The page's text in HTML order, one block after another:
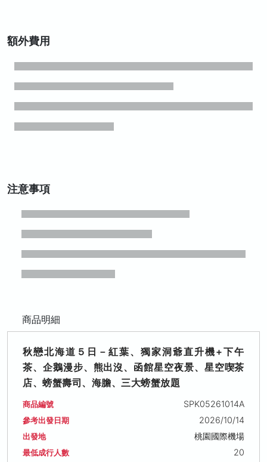
額外費用
注意事項
商品明細
秋戀北海道５日－紅葉、獨家洞爺直升機+下午
茶、企鵝漫步、熊出沒、函館星空夜景、星空喫茶
店、螃蟹壽司、海膽、三大螃蟹放題
商品編號 SPK05261014A
參考出發日期 2026/10/14
出發地 桃園國際機場
最低成行人數 20